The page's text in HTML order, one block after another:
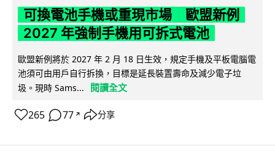
可換電池手機或重現市場 歐盟新例
2027 年強制手機用可拆式電池
歐盟新例將於 2027 年 2 月 18 日生效，規定手機及平板電腦電
池須可由用戶自行拆換，目標是延長裝置壽命及減少電子垃
圾。現時 Sams...
閱讀全文
265 77 ↗ 分享